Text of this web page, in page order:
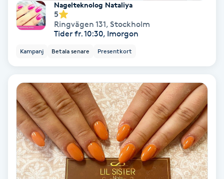
Idrottsmassage
IPL hårborttagning
IR-massage
Japansk massage
Nagelteknolog Nataliya
5
Ringvägen 131, Stockholm
Tider fr. 10:30, Imorgon
Kampanj Betala senare Presentkort